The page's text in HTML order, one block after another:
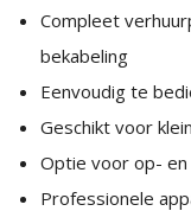
Compleet
bekabeling
Eenvoudig te
Geschikt voor
Optie voor op-
Professionele